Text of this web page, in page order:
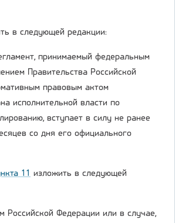
в следующей редакции:
принимаемый федеральным
Правительства Российской
правовым актом
исполнительной власти по
вступает в силу не ранее
со дня его официального
11 изложить в следующей
Российской Федерации или в случае,